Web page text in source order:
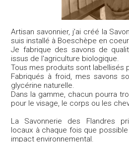
Artisan savonnier, j'ai créé la
suis installé à Boeschèpe en coeur
Je fabrique des savons de
issus de l'agriculture biologique.
Tous mes produits sont labellisés
Fabriqués à froid, mes savons
glycérine naturelle.
Dans la gamme, chacun pourra
pour le visage, le corps ou les
La Savonnerie des Flandres
locaux à chaque fois que
impact environnemental.